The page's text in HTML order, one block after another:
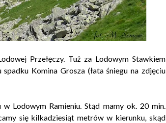
Przełęczy. Tuż za Lodowym Stawkiem
Komina Grosza (łata śniegu na zdjęciu
Lodowym Ramieniu. Stąd mamy ok. 20 min.
się kilkadziesiąt metrów w kierunku, skąd